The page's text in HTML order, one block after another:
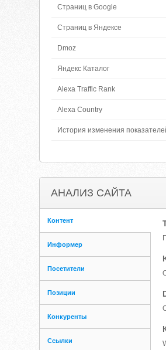
Страниц в Google
Страниц в Яндексе
Dmoz
Яндекс Каталог
Alexa Traffic Rank
Alexa Country
История изменения
АНАЛИЗ САЙТА
Контент
Информер
Посетители
Позиции
Конкуренты
Ссылки